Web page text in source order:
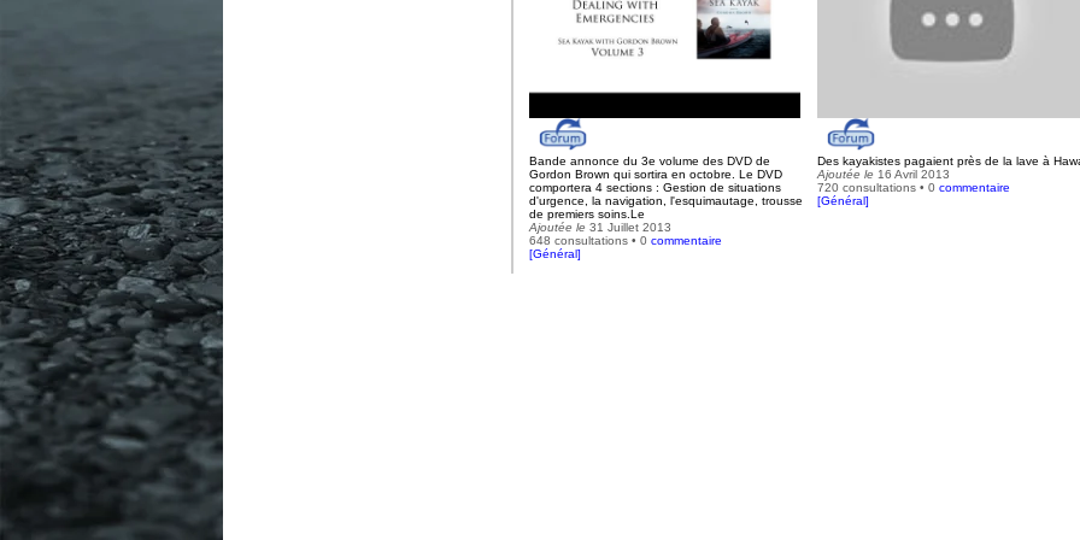
Bande annonce du 3e volume des DVD de
Gordon Brown qui sortira en octobre. Le DVD
comportera 4 sections : Gestion de situations
d'urgence, la navigation, l'esquimautage, trousse
de premiers soins.Le
Ajoutée le 31 Juillet 2013
648 consultations • 0 commentaire
[Général]
Des kayakistes pagaient près de la lave à
Ajoutée le 16 Avril 2013
720 consultations • 0 commentaire
[Général]